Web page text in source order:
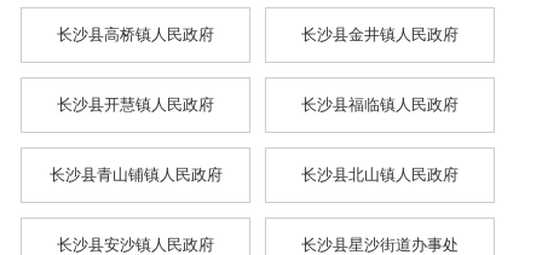
长沙县高桥镇人民政府 长沙县金井镇人民政府
长沙县开慧镇人民政府 长沙县福临镇人民政府
长沙县青山铺镇人民政府 长沙县北山镇人民政府
长沙县安沙镇人民政府 长沙县星沙街道办事处